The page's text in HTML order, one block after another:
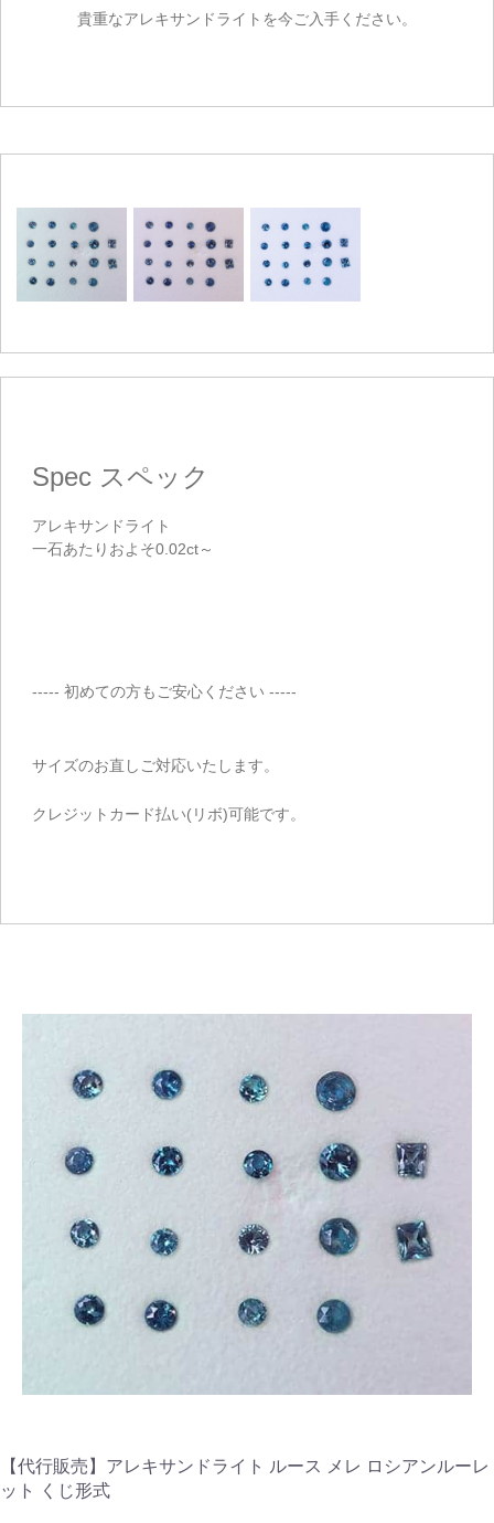
貴重なアレキサンドライトを今ご入手ください。
Spec スペック
アレキサンドライト
一石あたりおよそ0.02ct～
----- 初めての方もご安心ください -----
サイズのお直しご対応いたします。
クレジットカード払い(リボ)可能です。
【代行販売】アレキサンドライト ルース メレ ロシアンルーレ
ット くじ形式